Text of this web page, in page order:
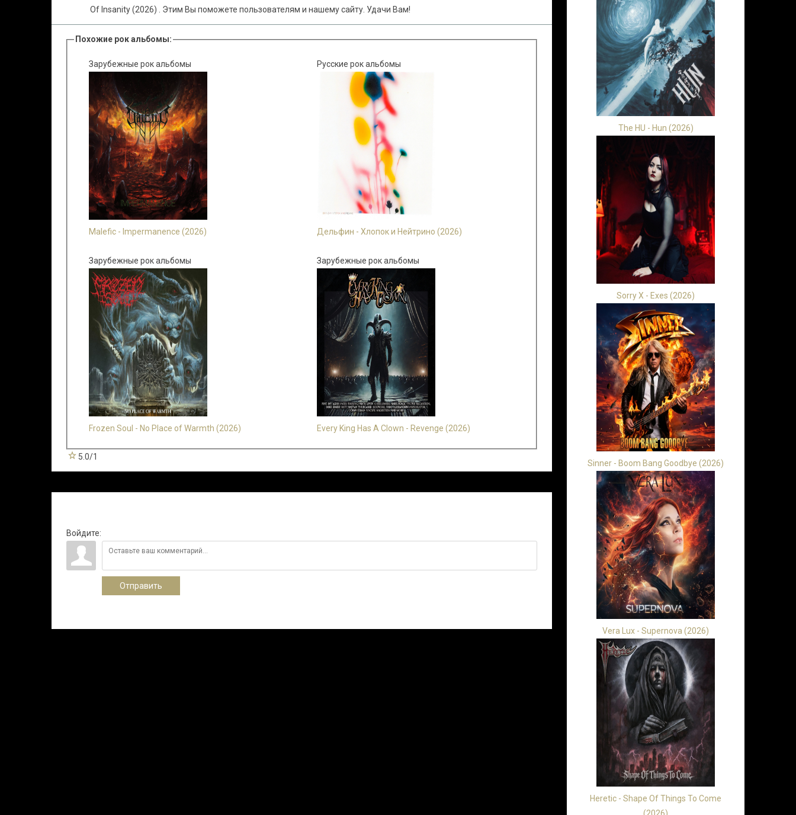
Of Insanity (2026) . Этим Вы поможете пользователям и нашему сайту. Удачи Вам!
Похожие рок альбомы:
Зарубежные рок альбомы
Malefic - Impermanence (2026)
Русские рок альбомы
Дельфин - Хлопок и Нейтрино (2026)
Зарубежные рок альбомы
Frozen Soul - No Place of Warmth (2026)
Зарубежные рок альбомы
Every King Has A Clown - Revenge (2026)
5.0/1
Войдите:
Отправить
The HU - Hun (2026)
Sorry X - Exes (2026)
Sinner - Boom Bang Goodbye (2026)
Vera Lux - Supernova (2026)
Heretic - Shape Of Things To Come